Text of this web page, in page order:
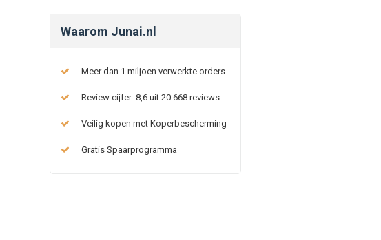
Waarom Junai.nl
Meer dan 1 miljoen verwerkte orders
Review cijfer: 8,6 uit 20.668 reviews
Veilig kopen met Koperbescherming
Gratis Spaarprogramma